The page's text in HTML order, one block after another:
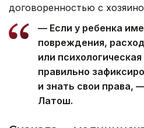
договоренностью с
— Если у ребенка
повреждения,
или
правильно
и знать свои права,
Латош.